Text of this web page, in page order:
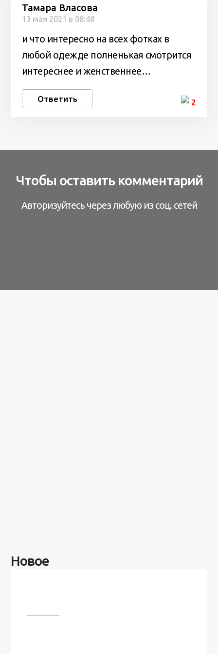
Тамара Власова
13 мая 2021 в 08:48
и что интересно на всех фотках в
любой одежде полненькая смотрится
интереснее и женственнее…
Ответить 2
Чтобы оставить комментарий
Авторизуйтесь через любую из соц. сетей
Новое